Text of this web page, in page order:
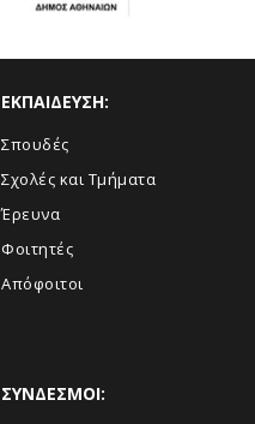
ΕΚΠΑΙΔΕΥΣΗ:
Σπουδές
Σχολές και Τμήματα
Έρευνα
Φοιτητές
Απόφοιτοι
ΣΥΝΔΕΣΜΟΙ: